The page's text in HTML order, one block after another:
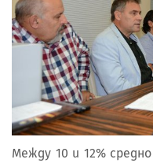
Между 10 и 12%